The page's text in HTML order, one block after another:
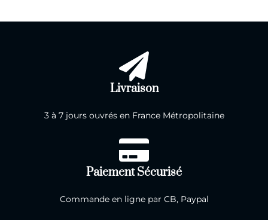
Livraison
3 à 7 jours ouvrés en France Métropolitaine
Paiement Sécurisé
Commande en ligne par CB, Paypal